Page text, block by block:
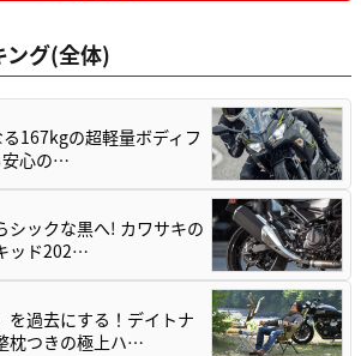
ング(全体)
167kgの超軽量ボディフ
安心の…
シックな黒へ! カワサキの
ッド202…
を過去にする！デイトナ
枕つきの極上ハ…